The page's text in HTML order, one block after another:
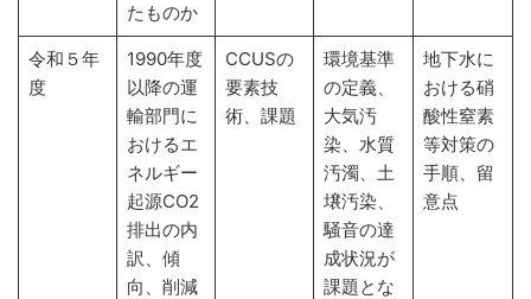
たものか
令和５年
度
1990年度
以降の運
輸部門に
おけるエ
ネルギー
起源CO2
排出の内
訳、傾
向、削減
CCUSの
要素技
術、課題
環境基準
の定義、
大気汚
染、水質
汚濁、土
壌汚染、
騒音の達
成状況が
課題とな
地下水に
おける硝
酸性窒素
等対策の
手順、留
意点